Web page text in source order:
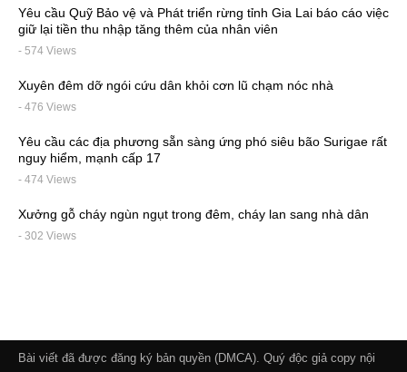
Yêu cầu Quỹ Bảo vệ và Phát triển rừng tỉnh Gia Lai báo cáo việc
giữ lại tiền thu nhập tăng thêm của nhân viên
- 574 Views
Xuyên đêm dỡ ngói cứu dân khỏi cơn lũ chạm nóc nhà
- 476 Views
Yêu cầu các địa phương sẵn sàng ứng phó siêu bão Surigae rất
nguy hiểm, mạnh cấp 17
- 474 Views
Xưởng gỗ cháy ngùn ngụt trong đêm, cháy lan sang nhà dân
- 302 Views
Bài viết đã được đăng ký bản quyền (DMCA). Quý độc giả copy nội